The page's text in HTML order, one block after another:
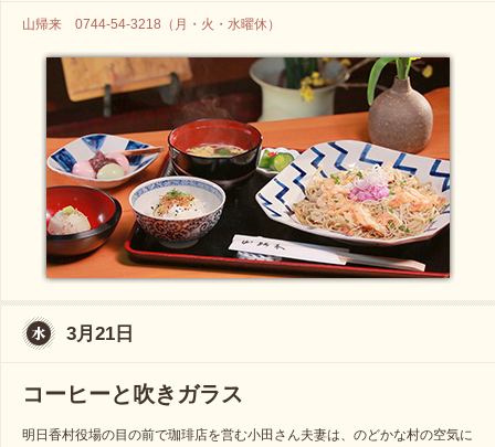
山帰来 0744-54-3218（月・火・水曜休）
3月21日
コーヒーと吹きガラス
明日香村役場の目の前で珈琲店を営む小田さん夫妻は、のどかな村の空気に